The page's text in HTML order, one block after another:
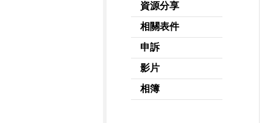
資源分享
相關表件
申訴
影片
相簿